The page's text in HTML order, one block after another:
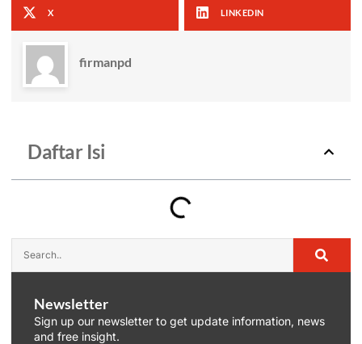
X LINKEDIN
firmanpd
Daftar Isi
Newsletter
Sign up our newsletter to get update information, news
and free insight.